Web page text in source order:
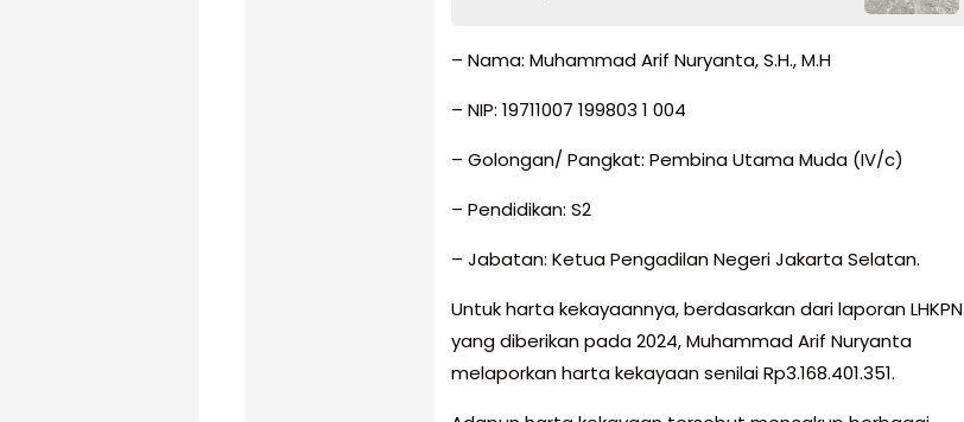
– Nama: Muhammad Arif Nuryanta, S.H., M.H
– NIP: 19711007 199803 1 004
– Golongan/ Pangkat: Pembina Utama Muda (IV/c)
– Pendidikan: S2
– Jabatan: Ketua Pengadilan Negeri Jakarta Selatan.
Untuk harta kekayaannya, berdasarkan dari laporan LHKPN
yang diberikan pada 2024, Muhammad Arif Nuryanta
melaporkan harta kekayaan senilai Rp3.168.401.351.